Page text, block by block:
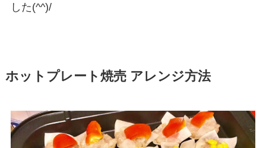
した(^^)/
ホットプレート焼売 アレンジ方法